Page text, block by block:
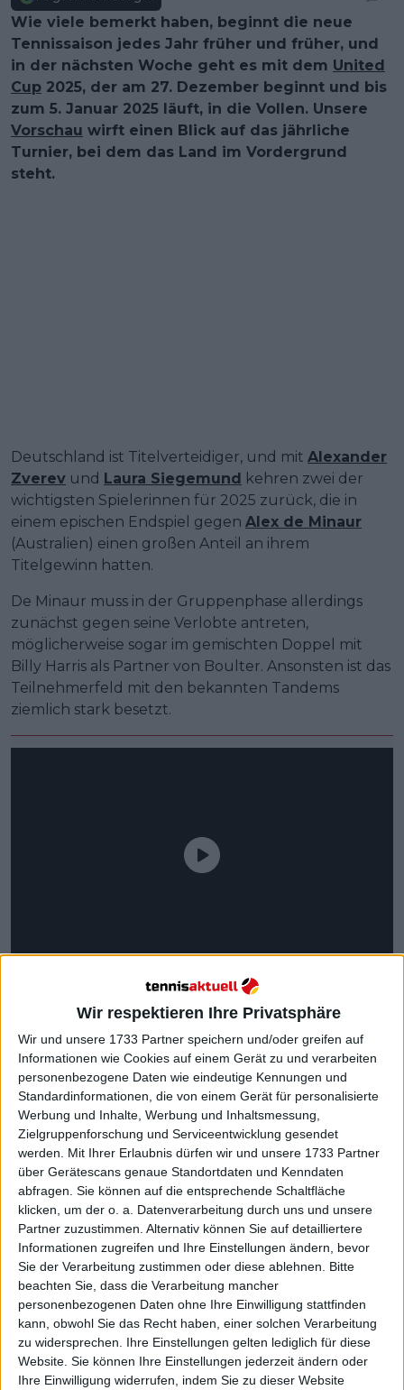
Wir respektieren Ihre Privatsphäre
Wir und unsere 1733 Partner speichern und/oder greifen auf
Informationen wie Cookies auf einem Gerät zu und verarbeiten
personenbezogene Daten wie eindeutige Kennungen und
Standardinformationen, die von einem Gerät für personalisierte
Werbung und Inhalte, Werbung und Inhaltsmessung,
Zielgruppenforschung und Serviceentwicklung gesendet
werden.
Mit Ihrer Erlaubnis dürfen wir und unsere 1733 Partner
über Gerätescans genaue Standortdaten und Kenndaten
abfragen. Sie können auf die entsprechende Schaltfläche
klicken, um der o. a. Datenverarbeitung durch uns und unsere
Partner zuzustimmen. Alternativ können Sie auf detailliertere
Informationen zugreifen und Ihre Einstellungen ändern, bevor
Sie der Verarbeitung zustimmen oder diese ablehnen.
Bitte
beachten Sie, dass die Verarbeitung mancher
personenbezogenen Daten ohne Ihre Einwilligung stattfinden
kann, obwohl Sie das Recht haben, einer solchen Verarbeitung
zu widersprechen. Ihre Einstellungen gelten lediglich für diese
Website. Sie können Ihre Einstellungen jederzeit ändern oder
Ihre Einwilligung widerrufen, indem Sie zu dieser Website
Wie viele bemerkt haben, beginnt die neue
Tennissaison jedes Jahr früher und früher, und
in der nächsten Woche geht es mit dem United
Cup 2025, der am 27. Dezember beginnt und bis
zum 5. Januar 2025 läuft, in die Vollen. Unsere
Vorschau wirft einen Blick auf das jährliche
Turnier, bei dem das Land im Vordergrund
steht.
Deutschland ist Titelverteidiger, und mit Alexander
Zverev und Laura Siegemund kehren zwei der
wichtigsten Spielerinnen für 2025 zurück, die in
einem epischen Endspiel gegen Alex de Minaur
(Australien) einen großen Anteil an ihrem
Titelgewinn hatten.
De Minaur muss in der Gruppenphase allerdings
zunächst gegen seine Verlobte antreten,
möglicherweise sogar im gemischten Doppel mit
Billy Harris als Partner von Boulter. Ansonsten ist das
Teilnehmerfeld mit den bekannten Tandems
ziemlich stark besetzt.
Weiterlesen
Turnierzentrum United Cup 2025:
Spielplan, Ergebnisse, Tabellen,
Preisgelder und TV Guide
Bekannte Gesichter an der
Spitze eines großen Aufgebots
Iga Swiatek
wird wieder zusammen mit Hubert
Hurkacz den Hauptteil der polnischen Mannschaft
bilden, während Maria Sakkari und Stefanos Tsitsipas